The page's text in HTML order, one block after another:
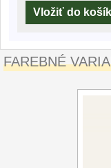
Vložiť do
FAREBNÉ